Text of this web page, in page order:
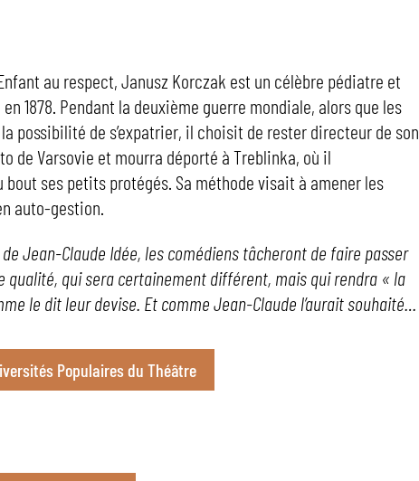
au respect, Janusz Korczak est un célèbre pédiatre et
1878. Pendant la deuxième guerre mondiale, alors que les
possibilité de s’expatrier, il choisit de rester directeur de son
de Varsovie et mourra déporté à Treblinka, où il
bout ses petits protégés. Sa méthode visait à amener les
auto-gestion.
Jean-Claude Idée, les comédiens tâcheront de faire passer
qualité, qui sera certainement différent, mais qui rendra « la
le dit leur devise. Et comme Jean-Claude l’aurait souhaité…
Populaires du Théâtre